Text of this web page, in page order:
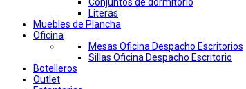
Conjuntos de dormitorio
Literas
Muebles de Plancha
Oficina
Mesas Oficina Despacho Escritorios
Sillas Oficina Despacho Escritorio
Botelleros
Outlet